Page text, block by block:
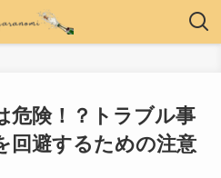
危険！？トラブル事
回避するための注意